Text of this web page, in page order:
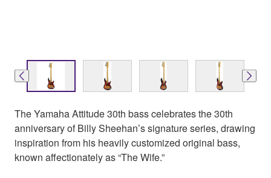
The Yamaha Attitude 30th bass celebrates the 30th
anniversary of Billy Sheehan’s signature series, drawing
inspiration from his heavily customized original bass,
known affectionately as “The Wife.”